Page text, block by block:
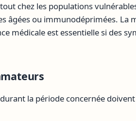
chez les populations
âgées ou immunodéprimées. La
médicale est essentielle si des
la période concernée doivent